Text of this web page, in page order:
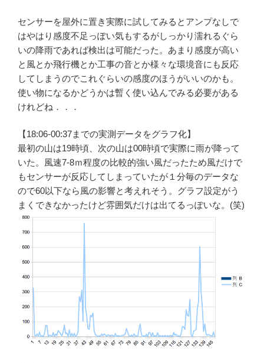
センサーを屋外に置き実際に試してみるとアンプなしで
はやはり感度不足っぽい気もするがしっかり濡れるぐら
いの降雨であれば検出は可能だった。あまり感度が高い
と風とか飛行機とか工事の音とか様々な環境音にも反応
してしまうのでこれぐらいの感度のほうがいいのかも。
使い物になるかどうかは暫く使い込んでみる必要がある
けれどね．．．
【18:06-00:37までの実測データをグラフ化】
最初の山は19時頃、次の山は00時頃で実際に雨が降って
いた。風速7-8ｍ程度の比較的強い風だったため風だけで
もセンサーが反応してしまっていたが１分毎のデータな
ので60以下なら風の影響と考えれそう。グラフ設定がう
まくできなかったけど雰囲気だけは出てるっぽいな。(笑)